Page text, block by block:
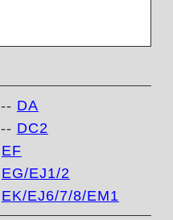
-- DA
-- DC2
EF
EG/EJ1/2
EK/EJ6/7/8/EM1